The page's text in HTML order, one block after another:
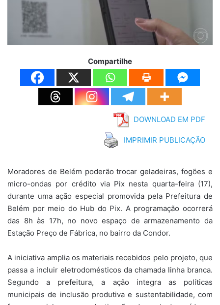
Compartilhe
DOWNLOAD EM PDF
IMPRIMIR PUBLICAÇÃO
Moradores de Belém poderão trocar geladeiras, fogões e
micro-ondas por crédito via Pix nesta quarta-feira (17),
durante uma ação especial promovida pela Prefeitura de
Belém por meio do Hub do Pix. A programação ocorrerá
das 8h às 17h, no novo espaço de armazenamento da
Estação Preço de Fábrica, no bairro da Condor.
A iniciativa amplia os materiais recebidos pelo projeto, que
passa a incluir eletrodomésticos da chamada linha branca.
Segundo a prefeitura, a ação integra as políticas
municipais de inclusão produtiva e sustentabilidade, com